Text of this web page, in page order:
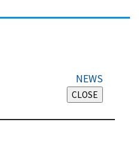
NEWS